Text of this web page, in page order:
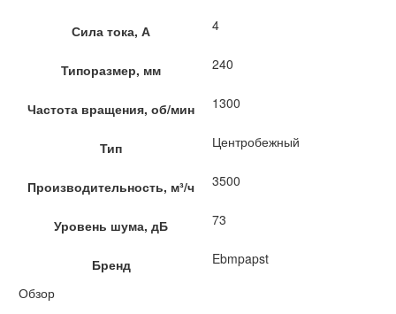
Сила тока, А 4
Типоразмер, мм 240
Частота вращения, об/мин 1300
Тип Центробежный
Производительность, м³/ч 3500
Уровень шума, дБ 73
Бренд
Ebmpapst
Обзор